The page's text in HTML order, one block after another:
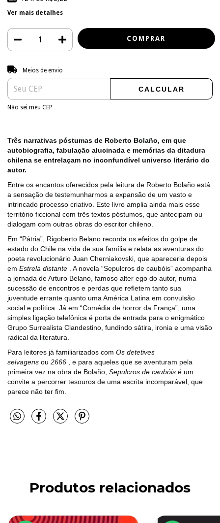
Ver mais detalhes
Entregas para o CEP:
Meios de envio
CALCULAR
Não sei meu CEP
Três narrativas póstumas de Roberto Bolaño, em que
autobiografia, fabulação alucinada e memórias da ditadura
chilena se entrelaçam no inconfundível universo literário do
autor.
Entre os encantos oferecidos pela leitura de Roberto Bolaño está
a sensação de testemunharmos a expansão de um vasto e
intrincado processo criativo. Este livro amplia ainda mais esse
território ficcional com três textos póstumos, que antecipam ou
dialogam com outras obras do escritor chileno.
Em “Pátria”, Rigoberto Belano recorda os efeitos do golpe de
estado do Chile na vida de sua família e relata as aventuras do
poeta revolucionário Juan Cherniakovski, que apareceria depois
em Estrela distante . A novela “Sepulcros de caubóis” acompanha
a jornada de Arturo Belano, famoso alter ego do autor, numa
sucessão de encontros e perdas que refletem tanto sua
juventude errante quanto uma América Latina em convulsão
social e política. Já em “Comédia de horror da França”, uma
simples ligação telefônica é porta de entrada para o enigmático
Grupo Surrealista Clandestino, fundindo sátira, ironia e uma visão
radical da literatura.
Para leitores já familiarizados com Os detetives
selvagens ou 2666 , e para aqueles que se aventuram pela
primeira vez na obra de Bolaño, Sepulcros de caubóis é um
convite a percorrer tesouros de uma escrita incomparável, que
parece não ter fim.
Produtos relacionados